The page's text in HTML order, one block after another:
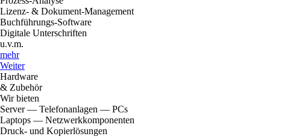
Lizenz- & Dokument-Management
Buchführungs-Software
Digitale Unterschriften
u.v.m.
mehr
Weiter
Hardware
& Zubehör
Wir bieten
Server — Telefonanlagen — PCs
Laptops — Netzwerkkomponenten
Druck- und Kopierlösungen